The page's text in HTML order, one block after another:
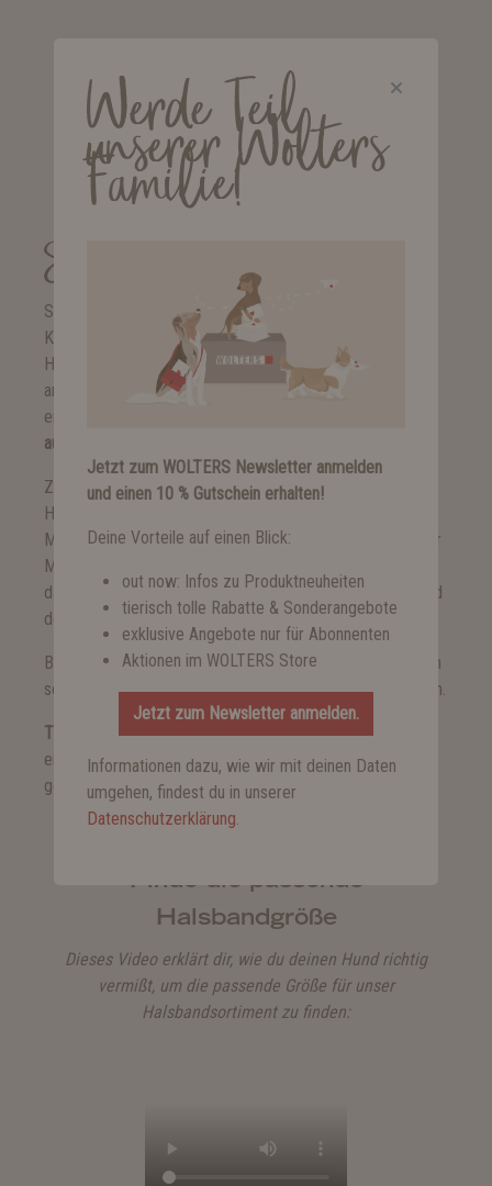
Schlupfhalsbänder
Schlupfhalsbänder können schnell und einfach über den
Kopf des Hundes gezogen werden. Damit der Kopf des
Hundes problemlos durch das Halsband passt, ist bei den
angegebenen Längen bereits ein Spielraum von 3 - 5 cm
einberechnet.
aus, hat das Halsband einen Gesamtumfang von 33 cm.
Zugbegrenzung einstellen: Sobald du deinem Hund das
Halsband über den Kopf gezogen hast, stellst du den
Metallstopper auf den Halsumfang deines Hundes ein. Der
Metallstopper dient als Zugbegrenzung und verhindert,
dass sich das Halsband zu eng um den Hundehals legt und
dein Hund gewürgt wird.
Bitte teste immer, ob das Halsband nicht zu groß ist, denn
sonst könnte sich dein Hund selbstständig daraus befreien.
Tipp:
Sollte dein Hund eine Zwischengröße haben,
entscheide dich für die größere Größe, damit dein Hund
genug Bewegungsfreiheit hat.
Finde die passende
Halsbandgröße
Dieses Video erklärt dir, wie du deinen Hund richtig
vermißt, um die passende Größe für unser
Halsbandsortiment zu finden:
Werde Teil
unserer Wolters
Familie!
Jetzt zum WOLTERS Newsletter anmelden
und einen 10 % Gutschein erhalten!
Deine Vorteile auf einen Blick:
out now: Infos zu Produktneuheiten
tierisch tolle Rabatte & Sonderangebote
exklusive Angebote nur für Abonnenten
Aktionen im WOLTERS Store
Jetzt zum Newsletter anmelden.
Informationen dazu, wie wir mit deinen Daten
umgehen, findest du in unserer
Datenschutzerklärung